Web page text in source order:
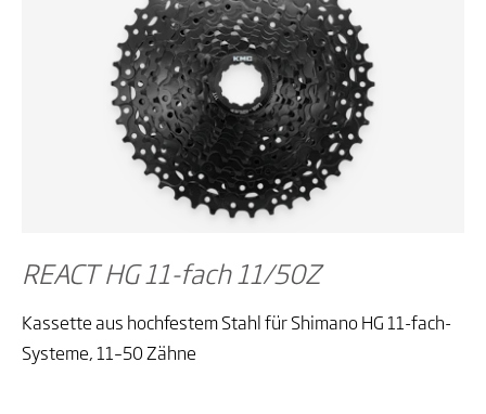
REACT HG 11-fach 11/50Z
Kassette aus hochfestem Stahl für Shimano HG 11-fach-
Systeme, 11–50 Zähne